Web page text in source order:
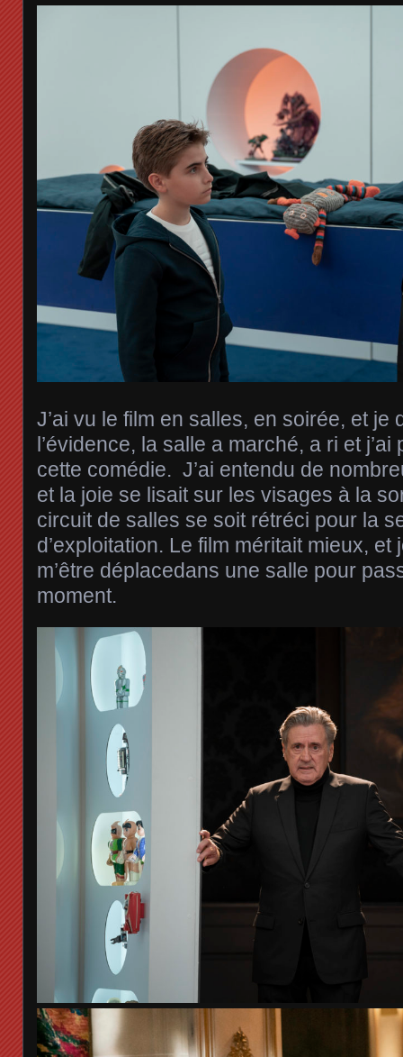
J’ai vu le film en salles, en soirée, et je
l’évidence, la salle a marché, a ri et
cette comédie. J’ai entendu de
et la joie se lisait sur les visages à la
circuit de salles se soit rétréci pour la
d’exploitation. Le film méritait mieux,
m’être déplacedans une salle pour
moment.